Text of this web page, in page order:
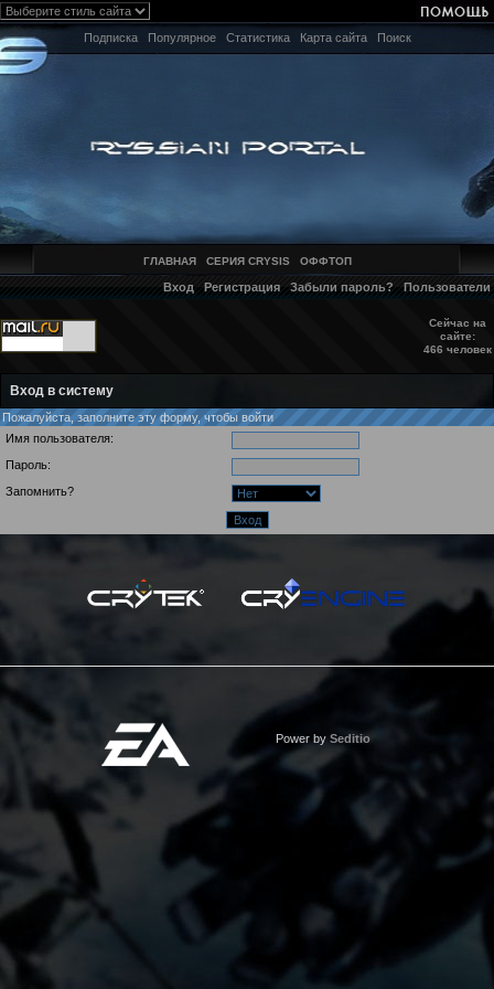
Подписка Популярное Статистика Карта сайта Поиск
ГЛАВНАЯ СЕРИЯ CRYSIS ОФФТОП
Вход Регистрация Забыли пароль? Пользователи
Сейчас на
сайте:
466 человек
Вход в систему
Пожалуйста, заполните эту форму, чтобы войти
Имя пользователя:
Пароль:
Запомнить?
Power by Seditio